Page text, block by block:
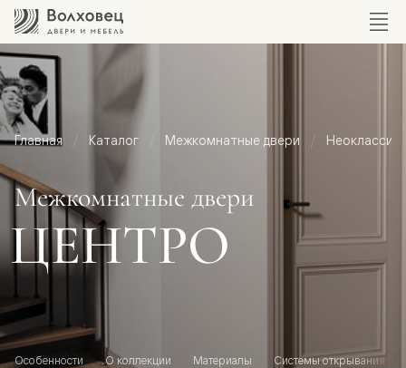
Главная Каталог Межкомнатные двери Неоклассика
Межкомнатные двери
ЦЕНТРО
Особенности О коллекции Материалы Системы открывания